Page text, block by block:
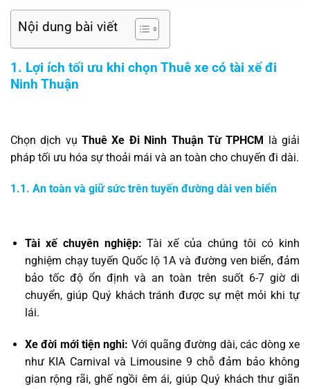
Nội dung bài viết
1. Lợi ích tối ưu khi chọn Thuê xe có tài xế đi
Ninh Thuận
Chọn dịch vụThuê Xe Đi Ninh Thuận Từ TPHCM là giải
pháp tối ưu hóa sự thoải mái và an toàn cho chuyến đi dài.
1.1. An toàn và giữ sức trên tuyến đường dài ven biển
Tài xế chuyên nghiệp: Tài xế của chúng tôi có kinh
nghiệm chạy tuyến Quốc lộ 1A và đường ven biển, đảm
bảo tốc độ ổn định và an toàn trên suốt 6-7 giờ di
chuyển, giúp Quý khách tránh được sự mệt mỏi khi tự
lái.
Xe đời mới tiện nghi: Với quãng đường dài, các dòng xe
như KIA Carnival và Limousine 9 chỗ đảm bảo không
gian rộng rãi, ghế ngồi êm ái, giúp Quý khách thư giãn